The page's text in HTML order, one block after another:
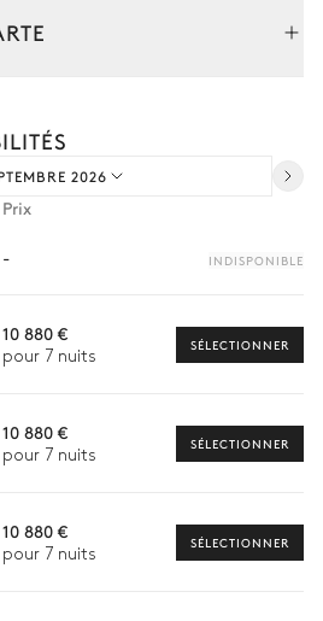
au départ
l'arrivée 2026
Prix
- INDISPONIBLE
10 880 €
pour 7 nuits
SÉLECTIONNER
10 880 €
pour 7 nuits
SÉLECTIONNER
10 880 €
pour 7 nuits
SÉLECTIONNER